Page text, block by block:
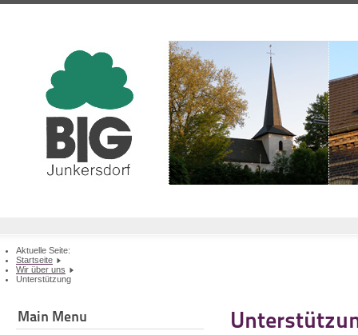
Aktuelle Seite:
Startseite
Wir über uns
Unterstützung
Main Menu